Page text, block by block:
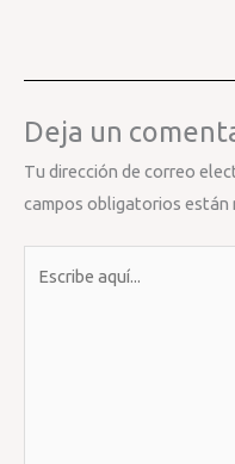
Deja un
Tu dirección de correo
campos obligatorios están